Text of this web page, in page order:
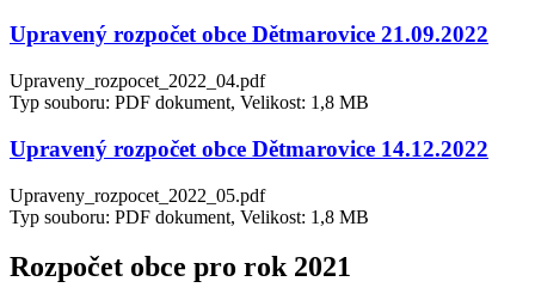
Upravený rozpočet obce Dětmarovice 21.09.2022
Upraveny_rozpocet_2022_04.pdf
Typ souboru: PDF dokument, Velikost: 1,8 MB
Upravený rozpočet obce Dětmarovice 14.12.2022
Upraveny_rozpocet_2022_05.pdf
Typ souboru: PDF dokument, Velikost: 1,8 MB
Rozpočet obce pro rok 2021